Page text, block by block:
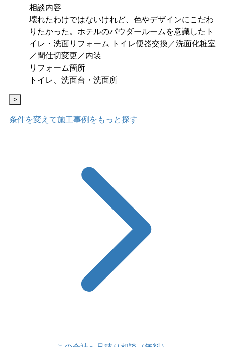
相談内容
壊れたわけではないけれど、色やデザインにこだわ
りたかった。ホテルのパウダールームを意識したト
イレ・洗面リフォーム トイレ便器交換／洗面化粧室
／間仕切変更／内装
リフォーム箇所
トイレ、洗面台・洗面所
>
条件を変えて施工事例をもっと探す